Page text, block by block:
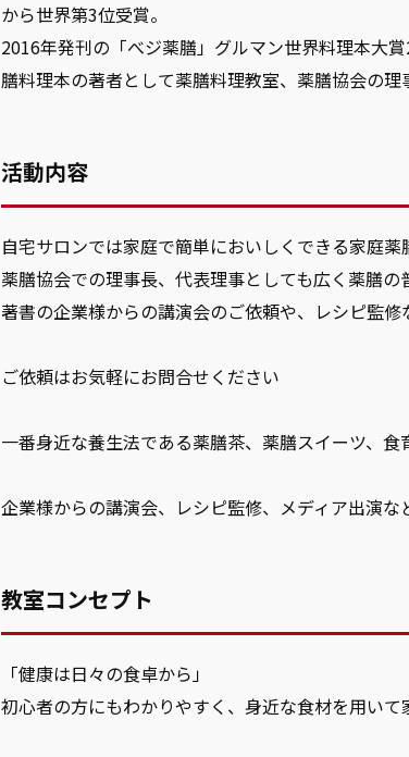
から世界第3位受賞。
2016年発刊の「べジ薬膳」グルマン世界料理本大
膳料理本の著者として薬膳料理教室、薬膳協会の
活動内容
自宅サロンでは家庭で簡単においしくできる家庭
薬膳協会での理事長、代表理事としても広く薬膳の
著書の企業様からの講演会のご依頼や、レシピ監
ご依頼はお気軽にお問合せください
一番身近な養生法である薬膳茶、薬膳スイーツ、
企業様からの講演会、レシピ監修、メディア出演
教室コンセプト
「健康は日々の食卓から」
初心者の方にもわかりやすく、身近な食材を用いて